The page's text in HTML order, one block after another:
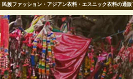
族ファッション・アジアン衣料・エスニック衣料の通